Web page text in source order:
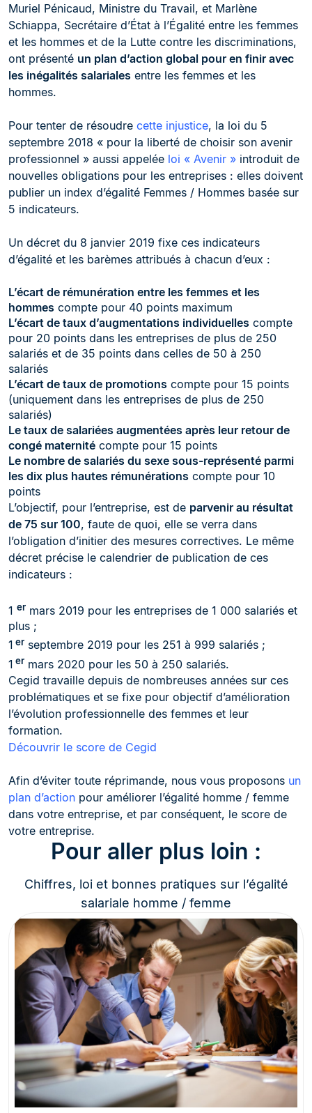
Muriel Pénicaud, Ministre du Travail, et Marlène
Schiappa, Secrétaire d’État à l’Égalité entre les femmes
et les hommes et de la Lutte contre les discriminations,
ont présenté un plan d’action global pour en finir avec
les inégalités salariales entre les femmes et les
hommes.
Pour tenter de résoudre cette injustice, la loi du 5
septembre 2018 « pour la liberté de choisir son avenir
professionnel » aussi appelée loi « Avenir » introduit de
nouvelles obligations pour les entreprises : elles doivent
publier un index d’égalité Femmes / Hommes basée sur
5 indicateurs.
Un décret du 8 janvier 2019 fixe ces indicateurs
d’égalité et les barèmes attribués à chacun d’eux :
L’écart de rémunération entre les femmes et les
hommes compte pour 40 points maximum
L’écart de taux d’augmentations individuelles compte
pour 20 points dans les entreprises de plus de 250
salariés et de 35 points dans celles de 50 à 250
salariés
L’écart de taux de promotions compte pour 15 points
(uniquement dans les entreprises de plus de 250
salariés)
Le taux de salariées augmentées après leur retour de
congé maternité compte pour 15 points
Le nombre de salariés du sexe sous-représenté parmi
les dix plus hautes rémunérations compte pour 10
points
L’objectif, pour l’entreprise, est de parvenir au résultat
de 75 sur 100, faute de quoi, elle se verra dans
l’obligation d’initier des mesures correctives. Le même
décret précise le calendrier de publication de ces
indicateurs :
1 er mars 2019 pour les entreprises de 1 000 salariés et
plus ;
1 er septembre 2019 pour les 251 à 999 salariés ;
1 er mars 2020 pour les 50 à 250 salariés.
Cegid travaille depuis de nombreuses années sur ces
problématiques et se fixe pour objectif d’amélioration
l’évolution professionnelle des femmes et leur
formation.
Découvrir le score de Cegid
Afin d’éviter toute réprimande, nous vous proposons un
plan d’action pour améliorer l’égalité homme / femme
dans votre entreprise, et par conséquent, le score de
votre entreprise.
Pour aller plus loin :
Chiffres, loi et bonnes pratiques sur l’égalité
salariale homme / femme